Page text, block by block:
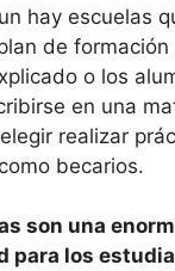
Universidad
Politécnica de
Cartagena
Universidad
Antonio de
hay escuelas
de formación
o los
en una
realizar
becarios.
son una
para los